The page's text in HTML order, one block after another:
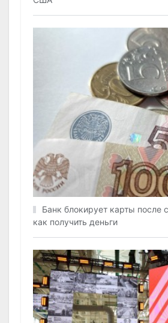
Банк блокирует карты после
как получить деньги